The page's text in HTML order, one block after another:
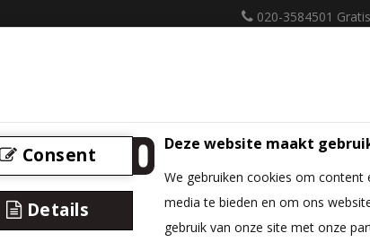
020-3584501
BEDDEN MATRASSEN BEDBODEM
Consent
Details
Deze website maakt
We gebruiken cookies om
media te bieden en om ons
gebruik van onze site met onze